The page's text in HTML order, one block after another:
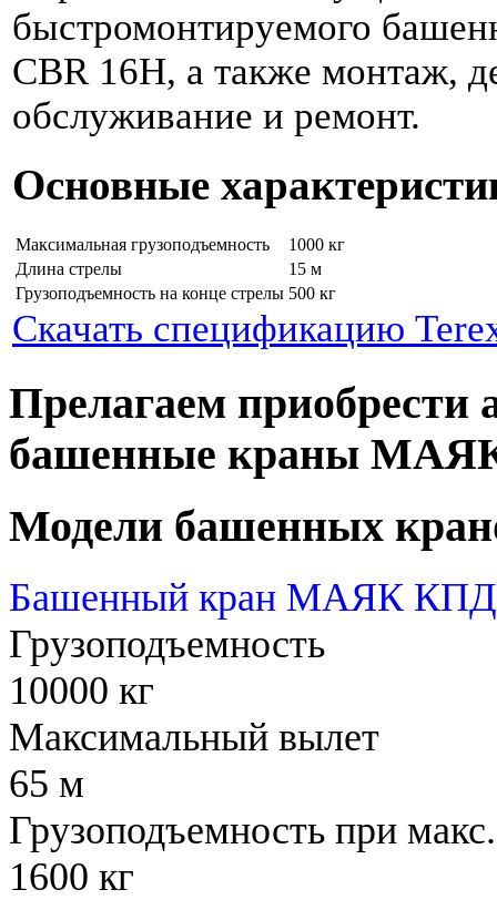
быстромонтируемого
CBR 16H, а также монтаж,
обслуживание и ремонт.
Основные
Максимальная грузоподъемность
1000 кг
Длина стрелы
15 м
Грузоподъемность на конце стрелы 500 кг
Скачать спецификацию
Прелагаем приобрести
башенные краны
Модели башенных
Башенный кран МАЯК КПД
Грузоподъемность
10000 кг
Максимальный вылет
65 м
Грузоподъемность при
1600 кг